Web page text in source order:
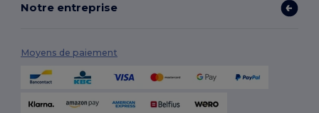
Notre entreprise
Moyens de paiement